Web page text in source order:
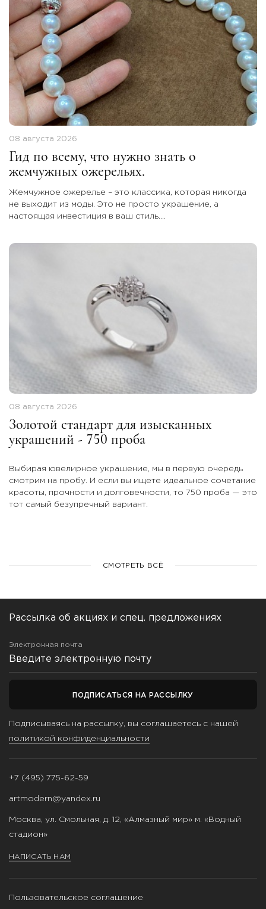
08 августа 2026
Гид по всему, что нужно знать о
жемчужных ожерельях.
Жемчужное ожерелье – это классика, которая никогда
не выходит из моды. Это не просто украшение, а
настоящая инвестиция в ваш стиль.
08 августа 2026
Золотой стандарт для изысканных
украшений - 750 проба
Выбирая ювелирное украшение, мы в первую очередь
смотрим на пробу. И если вы ищете идеальное сочетание
красоты, прочности и долговечности, то 750 проба — это
тот самый безупречный вариант.
СМОТРЕТЬ ВСЁ
Рассылка об акциях и спец. предложениях
Электронная почта
ПОДПИСАТЬСЯ НА РАССЫЛКУ
Подписываясь на рассылку, вы соглашаетесь с нашей
политикой конфиденциальности
+7 (495) 775-62-59
artmodern@yandex.ru
Москва, ул. Смольная, д. 12, «Алмазный мир» м. «Водный
стадион»
НАПИСАТЬ НАМ
Пользовательское соглашение